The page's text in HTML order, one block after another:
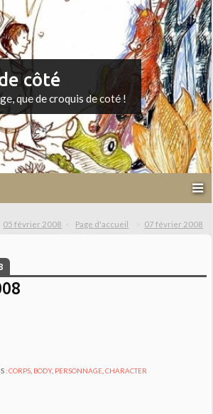
côté
que de croquis de coté !
05 février 2008 Page d'accueil 07 février 2008
:CORPS, BODY, PERSONNAGE, CHARACTER